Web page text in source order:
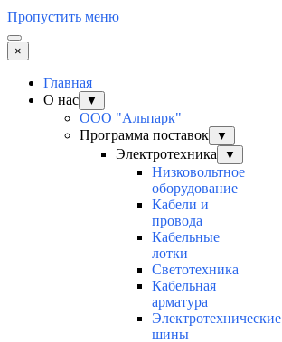
Пропустить меню
×
Главная
О нас
▼
ООО "Альпарк"
Программа поставок
▼
Электротехника ▼
Низковольтное
оборудование
Кабели и
провода
Кабельные
лотки
Светотехника
Кабельная
арматура
Электротехнические
шины